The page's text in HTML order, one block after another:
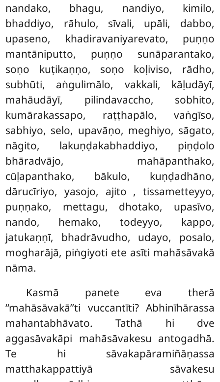
nandako, bhagu, nandiyo, kimilo,
bhaddiyo, rāhulo, sīvali, upāli, dabbo,
upaseno, khadiravaniyarevato, puṇṇo
mantāniputto, puṇṇo sunāparantako,
soṇo kuṭikaṇṇo, soṇo koḷiviso, rādho,
subhūti, aṅgulimālo, vakkali, kāḷudāyī,
mahāudāyī, pilindavaccho, sobhito,
kumārakassapo, raṭṭhapālo, vaṅgīso,
sabhiyo, selo, upavāṇo, meghiyo, sāgato,
nāgito, lakuṇḍakabhaddiyo, piṇḍolo
bhāradvājo, mahāpanthako,
cūḷapanthako, bākulo, kuṇḍadhāno,
dārucīriyo, yasojo, ajito , tissametteyyo,
puṇṇako, mettagu, dhotako, upasīvo,
nando, hemako, todeyyo, kappo,
jatukaṇṇī, bhadrāvudho, udayo, posalo,
mogharājā, piṅgiyoti ete asīti mahāsāvakā
nāma.
Kasmā panete eva therā
‘‘mahāsāvakā’’ti vuccantīti? Abhinīhārassa
mahantabhāvato. Tathā hi dve
aggasāvakāpi mahāsāvakesu antogadhā.
Te hi sāvakapāramiñāṇassa
matthakappattiyā sāvakesu